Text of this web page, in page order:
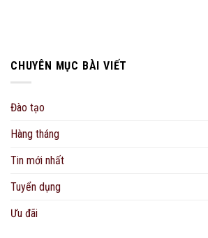
CHUYÊN MỤC BÀI VIẾT
Đào tạo
Hàng tháng
Tin mới nhất
Tuyển dụng
Ưu đãi